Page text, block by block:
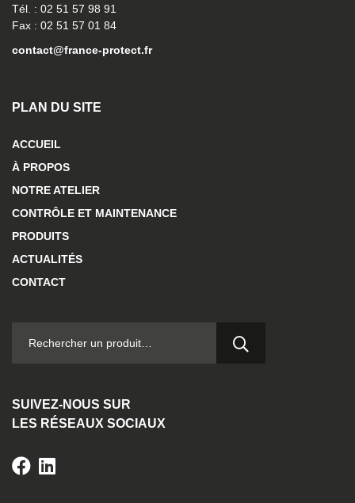
Tél. : 02 51 57 98 91
Fax : 02 51 57 01 84
contact@france-protect.fr
PLAN DU SITE
ACCUEIL
À PROPOS
NOTRE ATELIER
CONTRÔLE ET MAINTENANCE
PRODUITS
ACTUALITÉS
CONTACT
SUIVEZ-NOUS SUR
LES RÉSEAUX SOCIAUX